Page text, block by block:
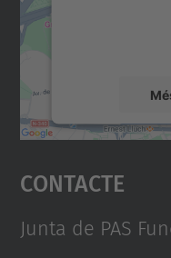
powered by
Contacte
Junta de PAS